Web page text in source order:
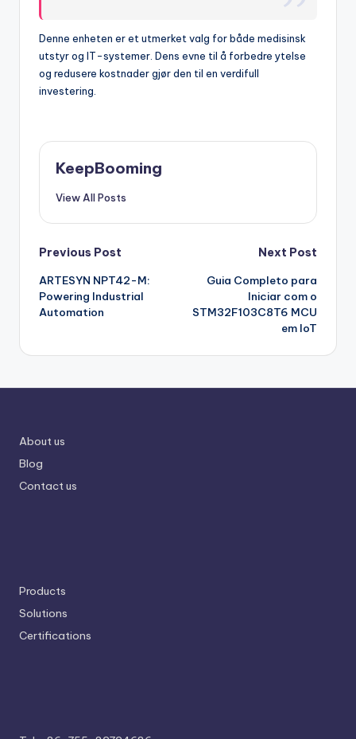
Denne enheten er et utmerket valg for både medisinsk
utstyr og IT-systemer. Dens evne til å forbedre ytelse
og redusere kostnader gjør den til en verdifull
investering.
KeepBooming
View All Posts
Post
navigation
Previous Post
ARTESYN NPT42-M:
Powering Industrial
Automation
Next Post
Guia Completo para
Iniciar com o
STM32F103C8T6 MCU
em IoT
About us
Blog
Contact us
Products
Solutions
Certifications